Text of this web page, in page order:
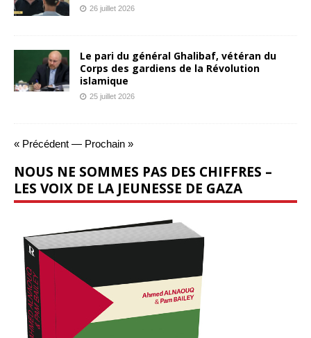
26 juillet 2026
Le pari du général Ghalibaf, vétéran du
Corps des gardiens de la Révolution
islamique
25 juillet 2026
« Précédent — Prochain »
NOUS NE SOMMES PAS DES CHIFFRES –
LES VOIX DE LA JEUNESSE DE GAZA